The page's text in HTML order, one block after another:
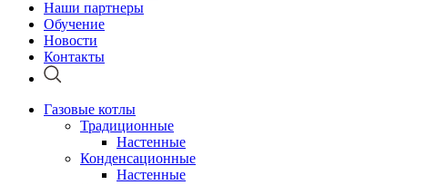
Наши партнеры
Обучение
Новости
Контакты
Газовые котлы
Традиционные
Настенные
Конденсационные
Настенные